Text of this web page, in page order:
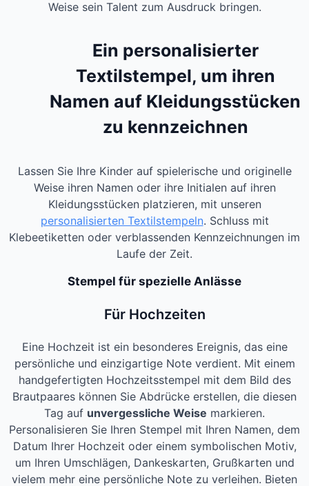
Weise sein Talent zum Ausdruck bringen.
Ein personalisierter
Textilstempel, um ihren
Namen auf Kleidungsstücken
zu kennzeichnen
Lassen Sie Ihre Kinder auf spielerische und originelle
Weise ihren Namen oder ihre Initialen auf ihren
Kleidungsstücken platzieren, mit unseren
personalisierten Textilstempeln. Schluss mit
Klebeetiketten oder verblassenden Kennzeichnungen im
Laufe der Zeit.
Stempel für spezielle Anlässe
Für Hochzeiten
Eine Hochzeit ist ein besonderes Ereignis, das eine
persönliche und einzigartige Note verdient. Mit einem
handgefertigten Hochzeitsstempel mit dem Bild des
Brautpaares können Sie Abdrücke erstellen, die diesen
Tag auf unvergessliche Weise markieren.
Personalisieren Sie Ihren Stempel mit Ihren Namen, dem
Datum Ihrer Hochzeit oder einem symbolischen Motiv,
um Ihren Umschlägen, Dankeskarten, Grußkarten und
vielem mehr eine persönliche Note zu verleihen. Bieten